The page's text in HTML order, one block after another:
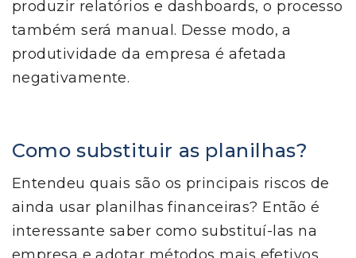
produzir relatórios e dashboards, o processo
também será manual. Desse modo, a
produtividade da empresa é afetada
negativamente.
Como substituir as planilhas?
Entendeu quais são os principais riscos de
ainda usar planilhas financeiras? Então é
interessante saber como substituí-las na